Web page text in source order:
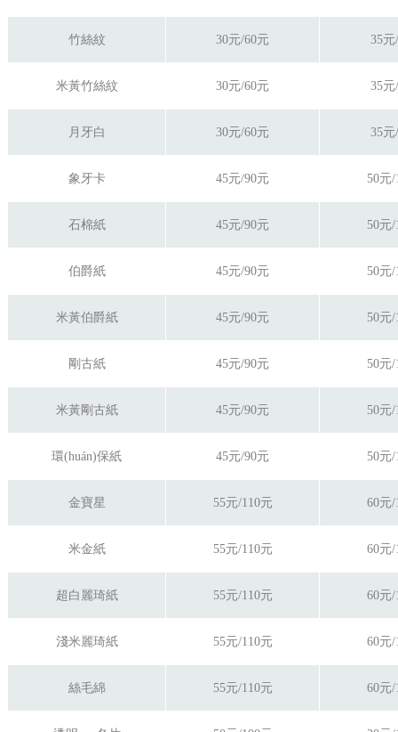
竹絲紋 30元/60元 35元
米黃竹絲紋 30元/60元 35元
月牙白 30元/60元 35元
象牙卡 45元/90元 50元/
石棉紙 45元/90元 50元/
伯爵紙 45元/90元 50元/
米黃伯爵紙 45元/90元 50元/
剛古紙 45元/90元 50元/
米黃剛古紙 45元/90元 50元/
環(huán)保紙 45元/90元 50元/
金寶星 55元/110元 60元/
米金紙 55元/110元 60元/
超白麗琦紙 55元/110元 60元/
淺米麗琦紙 55元/110元 60元/
絲毛綿 55元/110元 60元/